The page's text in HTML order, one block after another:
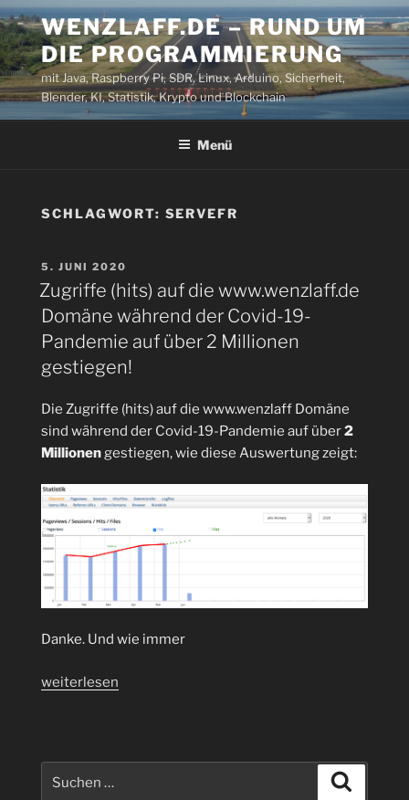
Zum
Inhalt
springen
WENZLAFF.DE – RUND UM
DIE PROGRAMMIERUNG
mit Java, Raspberry Pi, SDR, Linux, Arduino, Sicherheit,
Blender, KI, Statistik, Krypto und Blockchain
Menü
SCHLAGWORT: SERVEFR
VERÖFFENTLICHT
AM
5. JUNI 2020
Zugriffe (hits) auf die www.wenzlaff.de
Domäne während der Covid-19-
Pandemie auf über 2 Millionen
gestiegen!
Die Zugriffe (hits) auf die www.wenzlaff Domäne
sind während der Covid-19-Pandemie auf über2
Millionengestiegen, wie diese Auswertung zeigt:
Danke. Und wie immer
„Zugriffe
www.wenzlaff.de
Domäne
weiterlesen